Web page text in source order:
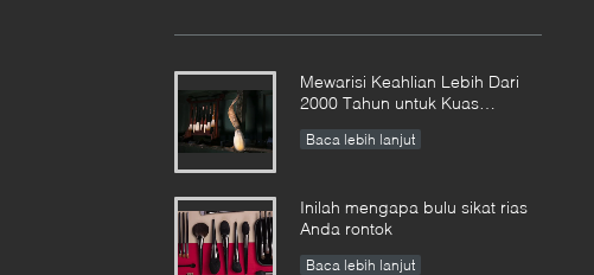
Mewarisi Keahlian Lebih Dari
2000 Tahun untuk Kuas
Hunan
Baca lebih lanjut
Inilah mengapa bulu sikat rias
Anda rontok
Baca lebih lanjut